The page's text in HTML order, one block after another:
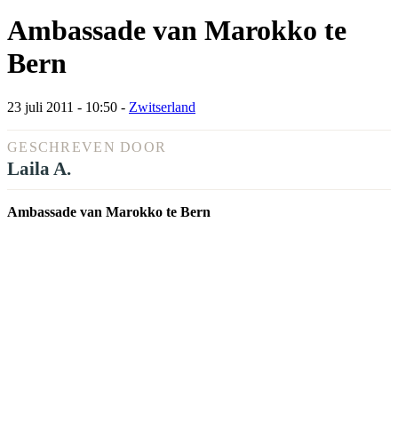
Ambassade van Marokko te
Bern
23 juli 2011 - 10:50 - Zwitserland
GESCHREVEN DOOR
Laila A.
Ambassade van Marokko te Bern